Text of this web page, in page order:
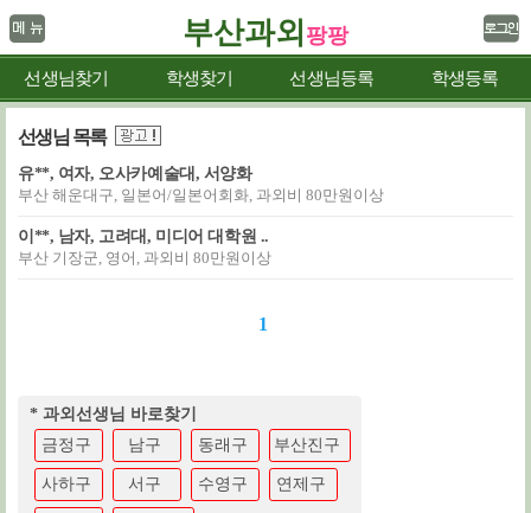
부산과외 팡팡
선생님찾기 학생찾기 선생님등록 학생등록
선생님 목록
유**, 여자, 오사카예술대, 서양화
부산 해운대구, 일본어/일본어회화, 과외비 80만원이상
이**, 남자, 고려대, 미디어 대학원 ..
부산 기장군, 영어, 과외비 80만원이상
1
* 과외선생님 바로찾기
금정구
남구 동래구 부산진구
사하구 서구 수영구 연제구